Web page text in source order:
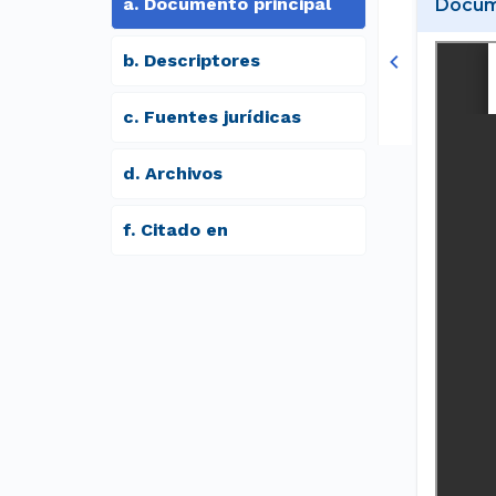
b. Descriptores
c. Fuentes jurídicas
d. archivos
f. Citado en